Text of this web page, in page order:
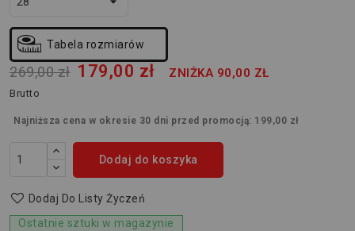
Tabela rozmiarów
269,00 zł 179,00 zł ZNIŻKA 90,00 ZŁ
Brutto
Najniższa cena w okresie 30 dni przed promocją: 199,00 zł
Dodaj do koszyka
Dodaj Do Listy Życzeń
Ostatnie sztuki w magazynie